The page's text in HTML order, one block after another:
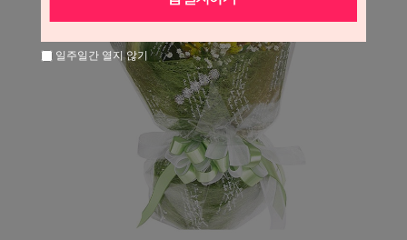
일주일간 열지 않기